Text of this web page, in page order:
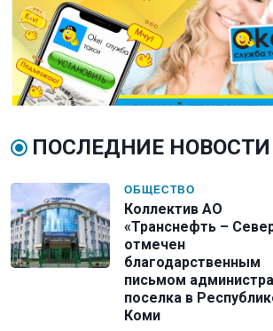
ПОСЛЕДНИЕ НОВОСТИ
ОБЩЕСТВО
Коллектив АО
«Транснефть –
отмечен
благодарственным
письмом
поселка в
Коми